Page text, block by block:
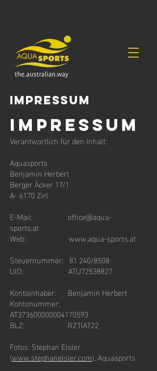
IMPRESSUM
Impressum
Verantwortlich für den Inhalt:
Aquasports
Benjamin Herbert
Berger Äcker 17/1
A- 6170 Zirl
E-Mail: office@aqua-
sports.at
Web: www.aqua-sports.at
Steuernummer: 81 240/8508
UID: ATU72538827
Kontoinhaber: Benjamin Herbert
Kontonummer:
AT373600000004170593
BLZ: RZTIAT22
Fotos: Stephan Elsler
(www.stephanelsler.com), Aquasports